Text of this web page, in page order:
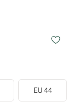
EU 44